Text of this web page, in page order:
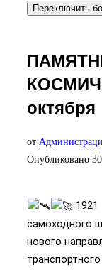
Переключить
октября
от
Опубликовано
1921
самоходного
нового